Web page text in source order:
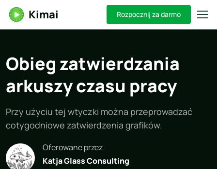
Kimai Rozpocznij za darmo
Obieg zatwierdzania
arkuszy czasu pracy
Przy użyciu tej wtyczki można przeprowadzać
cotygodniowe zatwierdzenia grafików.
Oferowane przez
Katja Glass Consulting